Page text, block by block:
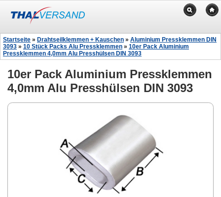
Startseite » Drahtseilklemmen + Kauschen » Aluminium Pressklemmen DIN
3093 » 10 Stück Packs Alu Pressklemmen » 10er Pack Aluminium
Pressklemmen 4,0mm Alu Presshülsen DIN 3093
10er Pack Aluminium Pressklemmen
4,0mm Alu Presshülsen DIN 3093